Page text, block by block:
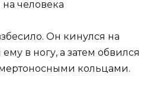
Он кинулся на
в ногу, а затем обвился
кольцами.